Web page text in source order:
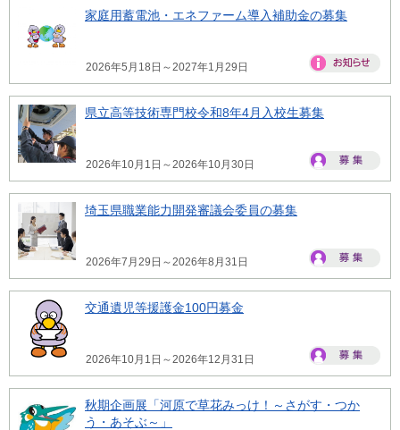
家庭用蓄電池・エネファーム導入補助金の募集
2026年5月18日～2027年1月29日
県立高等技術専門校令和8年4月入校生募集
2026年10月1日～2026年10月30日
埼玉県職業能力開発審議会委員の募集
2026年7月29日～2026年8月31日
交通遺児等援護金100円募金
2026年10月1日～2026年12月31日
秋期企画展「河原で草花みっけ！～さがす・つか
う・あそぶ～」